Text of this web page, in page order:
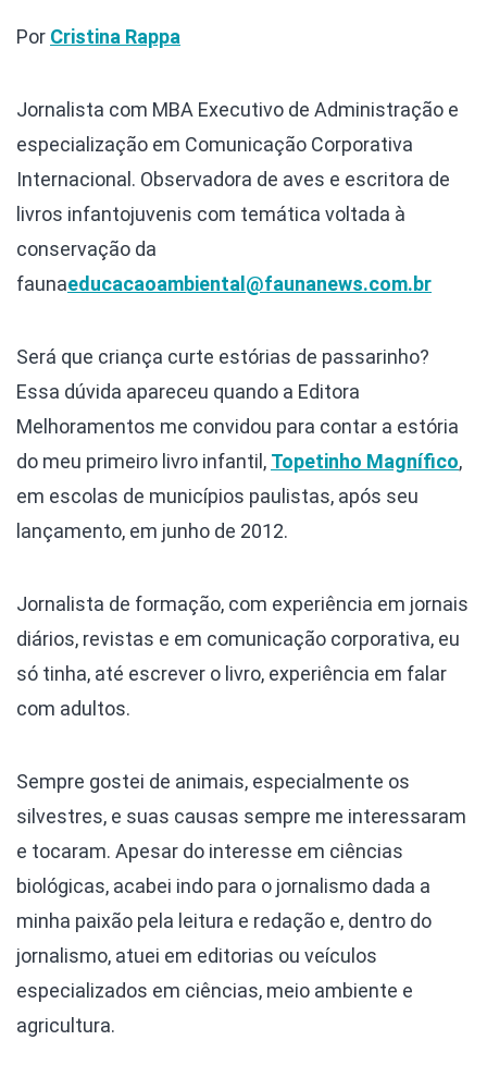
Por Cristina Rappa
Jornalista com MBA Executivo de Administração e
especialização em Comunicação Corporativa
Internacional. Observadora de aves e escritora de
livros infantojuvenis com temática voltada à
conservação da
faunaeducacaoambiental@faunanews.com.br
Será que criança curte estórias de passarinho?
Essa dúvida apareceu quando a Editora
Melhoramentos me convidou para contar a estória
do meu primeiro livro infantil, Topetinho Magnífico,
em escolas de municípios paulistas, após seu
lançamento, em junho de 2012.
Jornalista de formação, com experiência em jornais
diários, revistas e em comunicação corporativa, eu
só tinha, até escrever o livro, experiência em falar
com adultos.
Sempre gostei de animais, especialmente os
silvestres, e suas causas sempre me interessaram
e tocaram. Apesar do interesse em ciências
biológicas, acabei indo para o jornalismo dada a
minha paixão pela leitura e redação e, dentro do
jornalismo, atuei em editorias ou veículos
especializados em ciências, meio ambiente e
agricultura.